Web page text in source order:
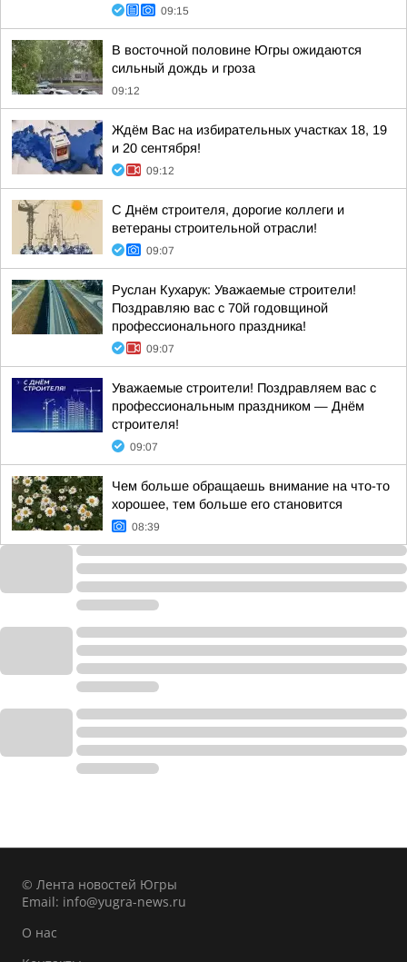
09:15
В восточной половине Югры ожидаются
сильный дождь и гроза
09:12
Ждём Вас на избирательных участках 18, 19
и 20 сентября!
09:12
С Днём строителя, дорогие коллеги и
ветераны строительной отрасли!
09:07
Руслан Кухарук: Уважаемые строители!
Поздравляю вас с 70й годовщиной
профессионального праздника!
09:07
Уважаемые строители! Поздравляем вас с
профессиональным праздником — Днём
строителя!
09:07
Чем больше обращаешь внимание на что-то
хорошее, тем больше его становится
08:39
© Лента новостей Югры
Email: info@yugra-news.ru
О нас